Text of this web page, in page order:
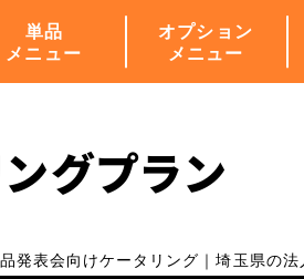
単品
メニュー
オプション
メニュー
グプラン
発表会向けケータリング｜埼玉県の法